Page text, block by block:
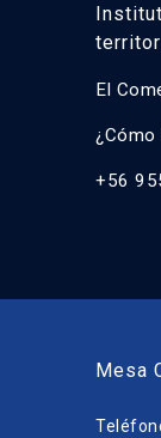
El
¿Cómo
+56
Mesa